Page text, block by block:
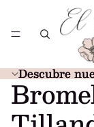
Descubre
Descubre